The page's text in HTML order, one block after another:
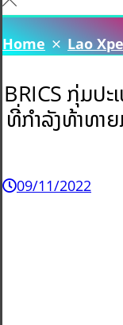
Home Lao
BRICS ກຸ່ມປ
ທີ່ກຳລັງທ້າທາ
09/11/2022